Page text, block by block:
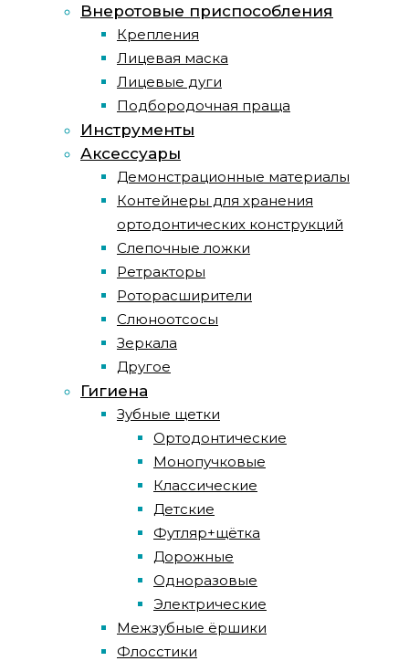
Внеротовые приспособления
Крепления
Лицевая маска
Лицевые дуги
Подбородочная праща
Инструменты
Аксессуары
Демонстрационные материалы
Контейнеры для хранения
ортодонтических конструкций
Слепочные ложки
Ретракторы
Роторасширители
Слюноотсосы
Зеркала
Другое
Гигиена
Зубные щетки
Ортодонтические
Монопучковые
Классические
Детские
Футляр+щётка
Дорожные
Одноразовые
Электрические
Межзубные ёршики
Флосстики